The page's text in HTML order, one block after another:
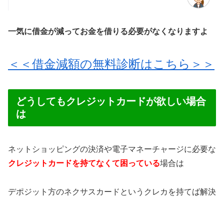
一気に借金が減ってお金を借りる必要がなくなりますよ
＜＜借金減額の無料診断はこちら＞＞
どうしてもクレジットカードが欲しい場合
は
ネットショッピングの決済や電子マネーチャージに必要な
クレジットカードを持てなくて困っている場合は
デポジット方のネクサスカードというクレカを持てば解決